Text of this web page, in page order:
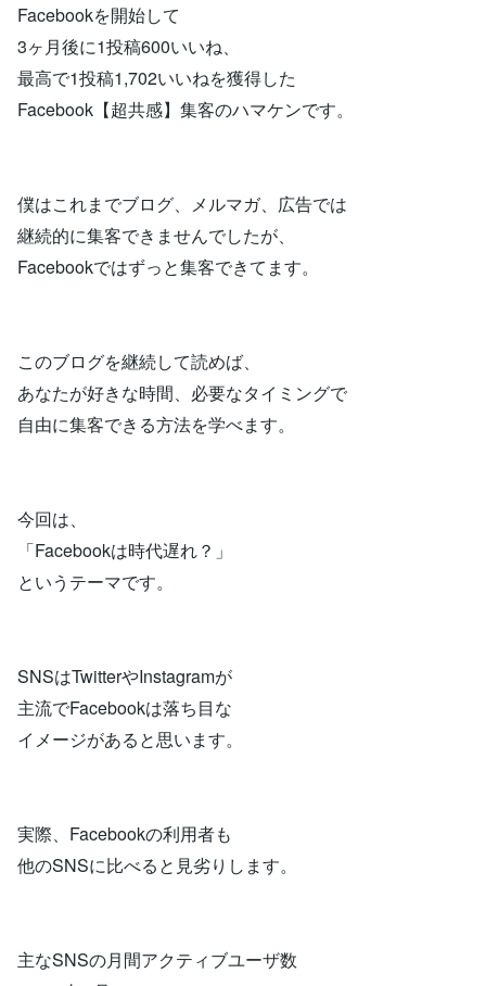
Facebookを開始して
3ヶ月後に1投稿600いいね、
最高で1投稿1,702いいねを獲得した
Facebook【超共感】集客のハマケンです。
僕はこれまでブログ、メルマガ、広告では
継続的に集客できませんでしたが、
Facebookではずっと集客できてます。
このブログを継続して読めば、
あなたが好きな時間、必要なタイミングで
自由に集客できる方法を学べます。
今回は、
「Facebookは時代遅れ？」
というテーマです。
SNSはTwitterやInstagramが
主流でFacebookは落ち目な
イメージがあると思います。
実際、Facebookの利用者も
他のSNSに比べると見劣りします。
主なSNSの月間アクティブユーザ数